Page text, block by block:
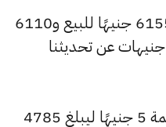
وارتفع سعر عيار 18 ليسجل 6155 جنيهًا للبيع و6110
جنيهًا للشراء، بزيادة قدرها 5 جنيهات عن تحديثنا
وشهد سعر عيار 14 ارتفاعًا بقيمة 5 جنيهًا ليبلغ 4785